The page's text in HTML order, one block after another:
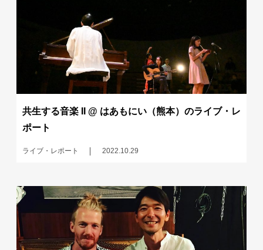
共生する音楽 II @ はあもにい（熊本）のライブ・レ
ポート
ライブ・レポート 2022.10.29